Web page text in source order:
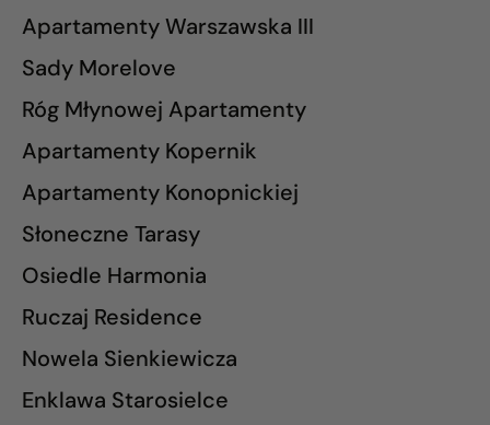
Apartamenty Warszawska III
Sady Morelove
Róg Młynowej Apartamenty
Apartamenty Kopernik
Apartamenty Konopnickiej
Słoneczne Tarasy
Osiedle Harmonia
Ruczaj Residence
Nowela Sienkiewicza
Enklawa Starosielce